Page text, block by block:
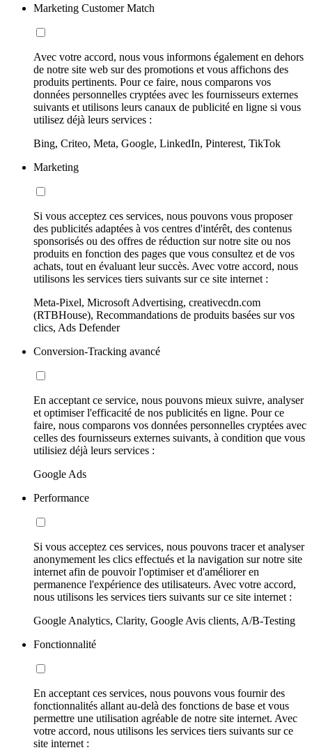
Marketing Customer Match
Avec votre accord, nous vous informons également en dehors
de notre site web sur des promotions et vous affichons des
produits pertinents. Pour ce faire, nous comparons vos
données personnelles cryptées avec les fournisseurs externes
suivants et utilisons leurs canaux de publicité en ligne si vous
utilisez déjà leurs services :
Bing, Criteo, Meta, Google, LinkedIn, Pinterest, TikTok
Marketing
Si vous acceptez ces services, nous pouvons vous proposer
des publicités adaptées à vos centres d'intérêt, des contenus
sponsorisés ou des offres de réduction sur notre site ou nos
produits en fonction des pages que vous consultez et de vos
achats, tout en évaluant leur succès. Avec votre accord, nous
utilisons les services tiers suivants sur ce site internet :
Meta-Pixel, Microsoft Advertising, creativecdn.com
(RTBHouse), Recommandations de produits basées sur vos
clics, Ads Defender
Conversion-Tracking avancé
En acceptant ce service, nous pouvons mieux suivre, analyser
et optimiser l'efficacité de nos publicités en ligne. Pour ce
faire, nous comparons vos données personnelles cryptées avec
celles des fournisseurs externes suivants, à condition que vous
utilisiez déjà leurs services :
Google Ads
Performance
Si vous acceptez ces services, nous pouvons tracer et analyser
anonymement les clics effectués et la navigation sur notre site
internet afin de pouvoir l'optimiser et d'améliorer en
permanence l'expérience des utilisateurs. Avec votre accord,
nous utilisons les services tiers suivants sur ce site internet :
Google Analytics, Clarity, Google Avis clients, A/B-Testing
Fonctionnalité
En acceptant ces services, nous pouvons vous fournir des
fonctionnalités allant au-delà des fonctions de base et vous
permettre une utilisation agréable de notre site internet. Avec
votre accord, nous utilisons les services tiers suivants sur ce
site internet :